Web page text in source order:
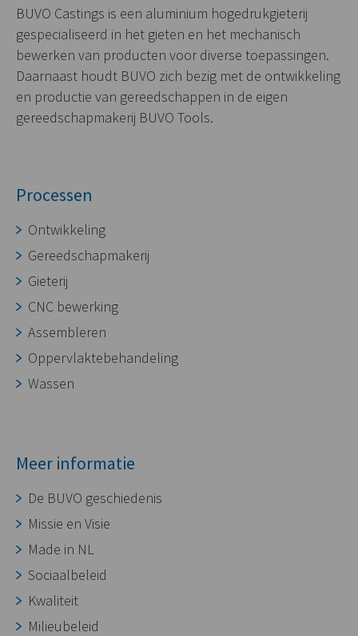
BUVO Castings is een aluminium hogedrukgieterij
gespecialiseerd in het gieten en het mechanisch
bewerken van producten voor diverse toepassingen.
Daarnaast houdt BUVO zich bezig met de ontwikkeling
en productie van gereedschappen in de eigen
gereedschapmakerij BUVO Tools.
Processen
Ontwikkeling
Gereedschapmakerij
Gieterij
CNC bewerking
Assembleren
Oppervlaktebehandeling
Wassen
Meer informatie
De BUVO geschiedenis
Missie en Visie
Made in NL
Sociaalbeleid
Kwaliteit
Milieubeleid